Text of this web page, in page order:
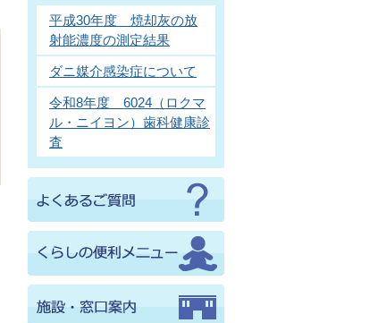
平成30年度 焼却灰の放
射能濃度の測定結果
ダニ媒介感染症について
令和8年度 6024（ロクマ
ル・ニイヨン）歯科健康診
査